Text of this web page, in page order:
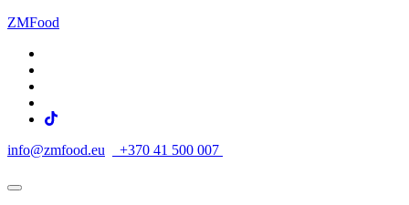
ZMFood
info@zmfood.eu +370 41 500 007